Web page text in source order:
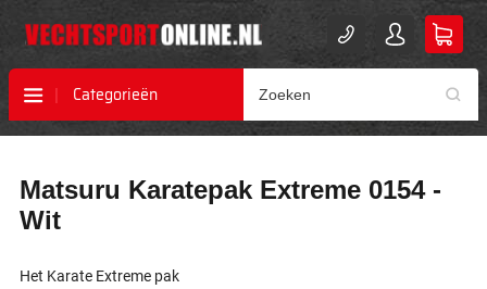
Categorieën
naar
het
einde
de
naar
het
begin
de
Matsuru Karatepak Extreme 0154 -
Wit
Het Karate Extreme pak